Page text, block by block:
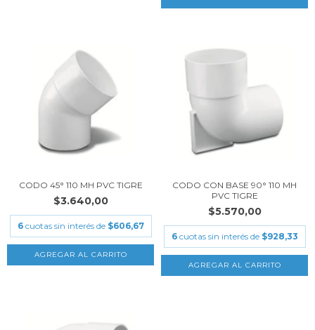
CODO 45° 110 MH PVC TIGRE
$3.640,00
6 cuotas sin interés de $606,67
CODO CON BASE 90° 110 MH
PVC TIGRE
$5.570,00
6 cuotas sin interés de $928,33